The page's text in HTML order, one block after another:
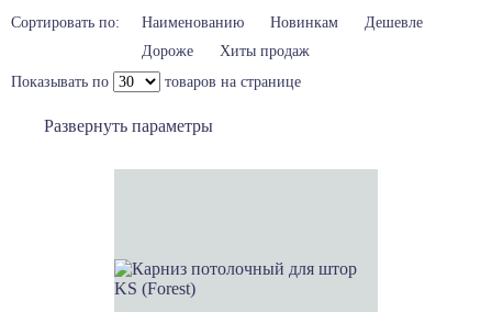
Сортировать по: Наименованию Новинкам
Дешевле
Дороже
Хиты продаж
Показывать по
товаров на странице
Развернуть параметры